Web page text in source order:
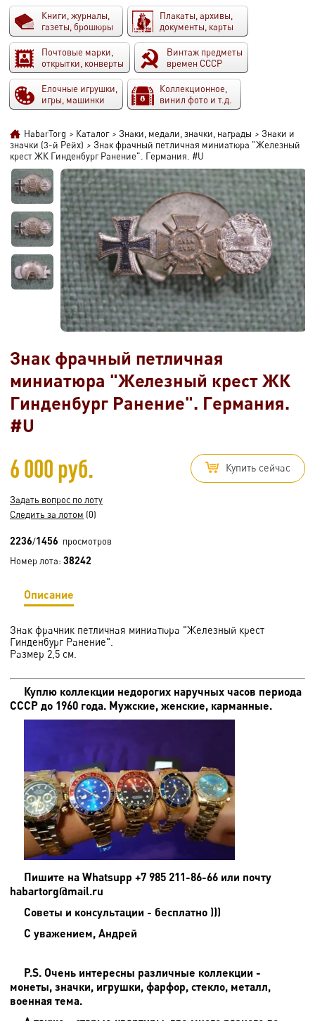
Книги, журналы,
газеты, брошюры
Плакаты, архивы,
документы, карты
Почтовые марки,
открытки, конверты
Винтаж предметы
времен СССР
Елочные игрушки,
игры, машинки
Коллекционное,
винил фото и т.д.
HabarTorg > Каталог > Знаки, медали, значки, награды > Знаки и
значки (3-й Рейх) > Знак фрачный петличная миниатюра "Железный
крест ЖК Гинденбург Ранение". Германия. #U
Знак фрачный петличная
миниатюра "Железный крест ЖК
Гинденбург Ранение". Германия.
#U
6 000 руб. Купить сейчас
Задать вопрос по лоту
Следить за лотом (0)
2236/1456 просмотров
Номер лота: 38242
Описание
Знак фрачник петличная миниатюра "Железный крест
Гинденбург Ранение".
Размер 2,5 см.
Куплю коллекции недорогих наручных часов периода
СССР до 1960 года. Мужские, женские, карманные.
Пишите на Whatsupp +7 985 211-86-66 или почту
habartorg@mail.ru
Советы и консультации - бесплатно )))
С уважением, Андрей
P.S. Очень интересны различные коллекции -
монеты, значки, игрушки, фарфор, стекло, металл,
военная тема.